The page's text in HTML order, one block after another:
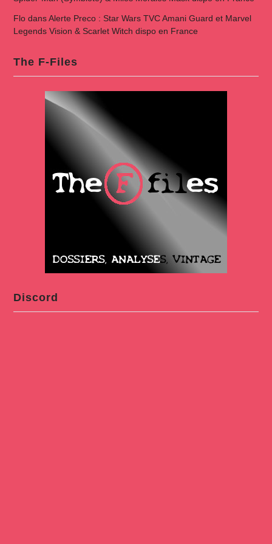
FlodansAlerte Preco : Star Wars TVC Amani Guard et Marvel
Legends Vision & Scarlet Witch dispo en France
The F-Files
Discord